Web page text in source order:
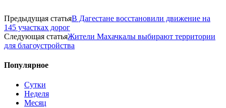
Предыдущая статьяВ Дагестане восстановили движение на
145 участках дорог
Следующая статьяЖители Махачкалы выбирают территории
для благоустройства
Популярное
Сутки
Неделя
Месяц